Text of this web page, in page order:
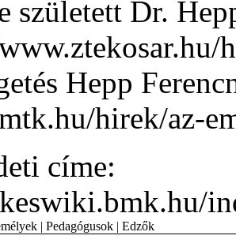
született Dr.
Hepp
címe:
| Pedagógusok | Edzők